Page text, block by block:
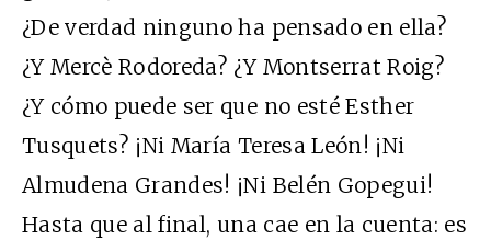
¿De verdad ninguno ha pensado en ella?
¿Y Mercè Rodoreda? ¿Y Montserrat Roig?
¿Y cómo puede ser que no esté Esther
Tusquets? ¡Ni María Teresa León! ¡Ni
Almudena Grandes! ¡Ni Belén Gopegui!
Hasta que al final, una cae en la cuenta: es